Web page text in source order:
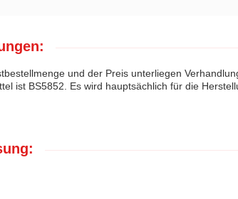
und der Preis unterliegen
ist BS5852. Es wird hauptsächlich für die